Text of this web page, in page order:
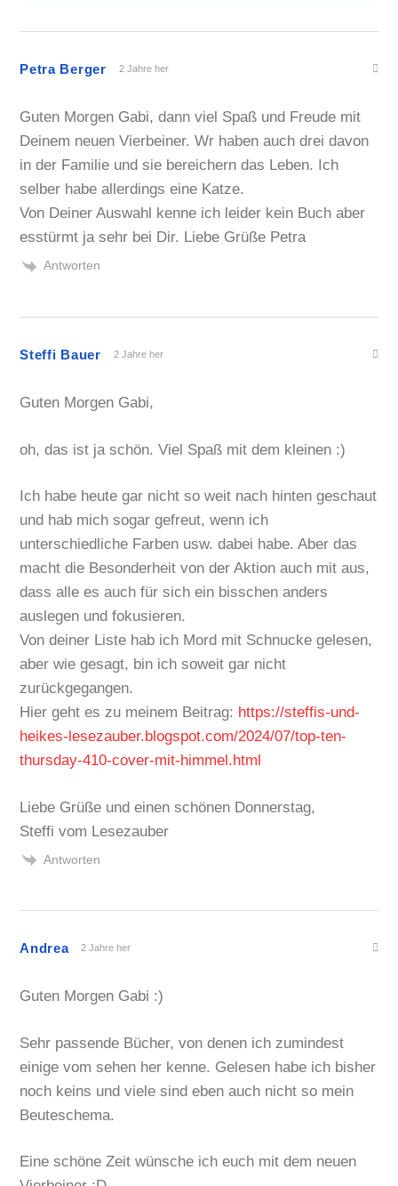
Petra Berger 2 Jahre her
Guten Morgen Gabi, dann viel Spaß und Freude mit
Deinem neuen Vierbeiner. Wr haben auch drei davon
in der Familie und sie bereichern das Leben. Ich
selber habe allerdings eine Katze.
Von Deiner Auswahl kenne ich leider kein Buch aber
esstürmt ja sehr bei Dir. Liebe Grüße Petra
Antworten
Steffi Bauer 2 Jahre her
Guten Morgen Gabi,
oh, das ist ja schön. Viel Spaß mit dem kleinen :)
Ich habe heute gar nicht so weit nach hinten geschaut
und hab mich sogar gefreut, wenn ich
unterschiedliche Farben usw. dabei habe. Aber das
macht die Besonderheit von der Aktion auch mit aus,
dass alle es auch für sich ein bisschen anders
auslegen und fokusieren.
Von deiner Liste hab ich Mord mit Schnucke gelesen,
aber wie gesagt, bin ich soweit gar nicht
zurückgegangen.
Hier geht es zu meinem Beitrag: https://steffis-und-
heikes-lesezauber.blogspot.com/2024/07/top-ten-
thursday-410-cover-mit-himmel.html
Liebe Grüße und einen schönen Donnerstag,
Steffi vom Lesezauber
Antworten
Andrea 2 Jahre her
Guten Morgen Gabi :)
Sehr passende Bücher, von denen ich zumindest
einige vom sehen her kenne. Gelesen habe ich bisher
noch keins und viele sind eben auch nicht so mein
Beuteschema.
Eine schöne Zeit wünsche ich euch mit dem neuen